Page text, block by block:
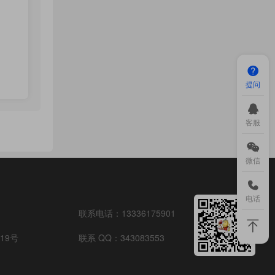
号
联系电话： 13336175901
联系 QQ： 343083553
提问
客服
微信
电话